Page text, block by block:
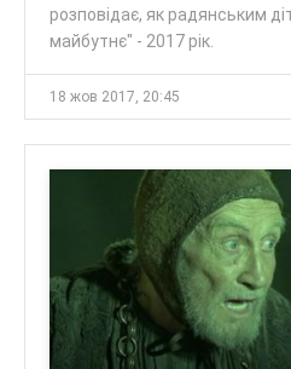
розповідає, як радянським
майбутнє" - 2017 рік.
18 жов 2017, 20:45